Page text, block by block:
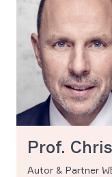
Prof.
Autor & Partner